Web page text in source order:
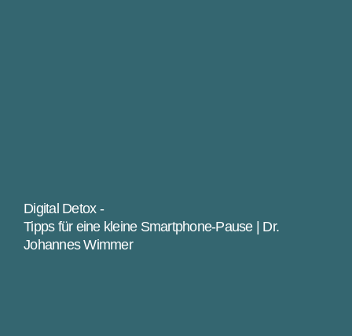
Digital Detox -
Tipps für eine kleine Smartphone-Pause | Dr.
Johannes Wimmer